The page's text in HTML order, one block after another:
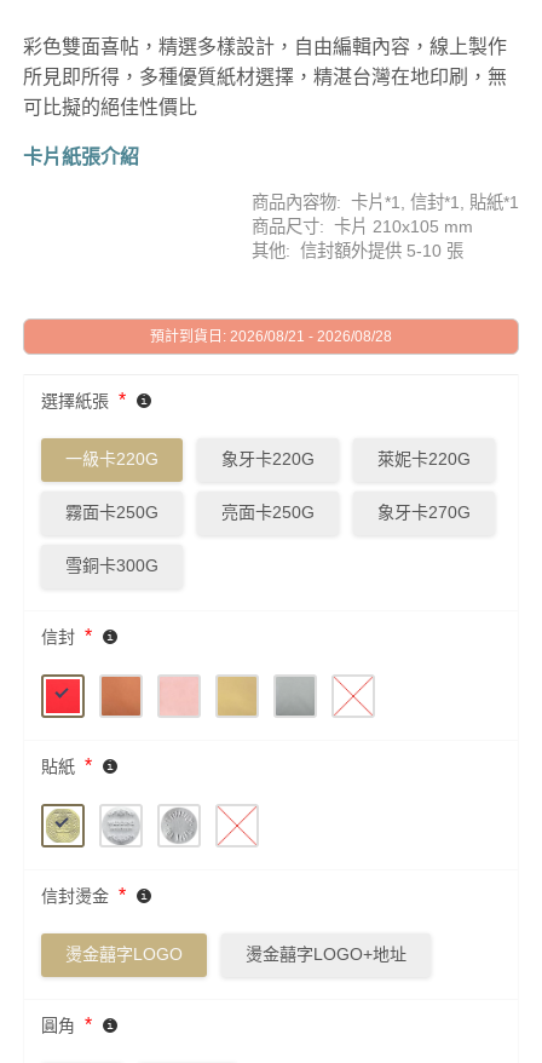
彩色雙面喜帖，精選多樣設計，自由編輯內容，線上製作
所見即所得，多種優質紙材選擇，精湛台灣在地印刷，無
可比擬的絕佳性價比
卡片紙張介紹
商品內容物: 卡片*1, 信封*1, 貼紙*1
商品尺寸: 卡片 210x105 mm
其他: 信封額外提供 5-10 張
預計到貨日: 2026/08/21 - 2026/08/28
選擇紙張 *
一級卡220G 象牙卡220G 萊妮卡220G
霧面卡250G 亮面卡250G 象牙卡270G
雪銅卡300G
信封 *
貼紙 *
信封燙金 *
燙金囍字LOGO 燙金囍字LOGO+地址
圓角 *